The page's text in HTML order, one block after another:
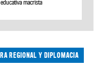
macrista
REGIONAL Y DIPLOMACIA